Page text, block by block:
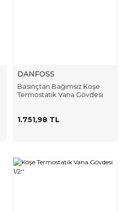
DANFOSS
Basınçtan Bağımsız Köşe
Termostatik Vana Gövdesi
1.751,98 TL